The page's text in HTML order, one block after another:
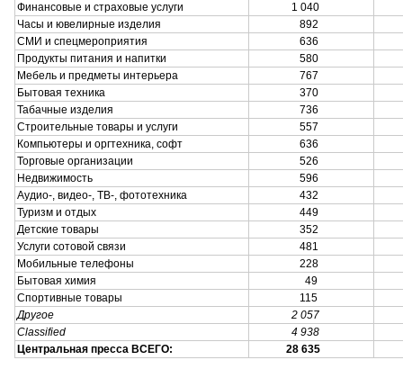
Финансовые и страховые услуги
1 040
Часы и ювелирные изделия
892
СМИ и спецмероприятия
636
Продукты питания и напитки
580
Мебель и предметы интерьера
767
Бытовая техника
370
Табачные изделия
736
Строительные товары и услуги
557
Компьютеры и оргтехника, софт
636
Торговые организации
526
Недвижимость
596
Аудио-, видео-, ТВ-, фототехника
432
Туризм и отдых
449
Детские товары
352
Услуги сотовой связи
481
Мобильные телефоны
228
Бытовая химия
49
Спортивные товары
115
Другое
2 057
Classified
4 938
Центральная пресса ВСЕГО:
28 635